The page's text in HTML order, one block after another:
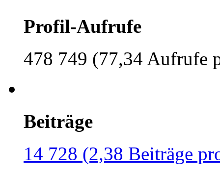
Profil-Aufrufe
478 749 (77,34 Aufrufe
Beiträge
14 728 (2,38 Beiträge